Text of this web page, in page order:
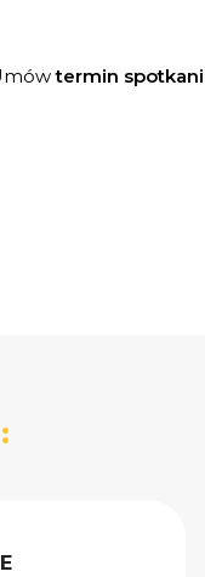
termin
: